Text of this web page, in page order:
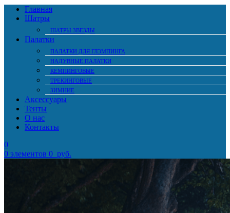
Главная
Шатры
ШАТРЫ ЗВЕЗДЫ
Палатки
ПАЛАТКИ ДЛЯ ГЛЭМПИНГА
НАДУВНЫЕ ПАЛАТКИ
КЕМПИНГОВЫЕ
ТРЕКИНГОВЫЕ
ЗИМНИЕ
Аксессуары
Тенты
О нас
Контакты
0
0 элементов 0 руб.